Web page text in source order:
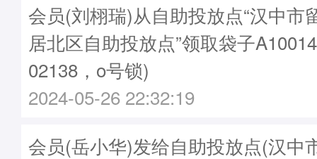
会员(刘栩瑞)从自助投放点“汉中市
居北区自助投放点”领取袋子
02138，o号锁)
2024-05-26 22:32:19
会员(岳小华)发给自助投放点(汉中